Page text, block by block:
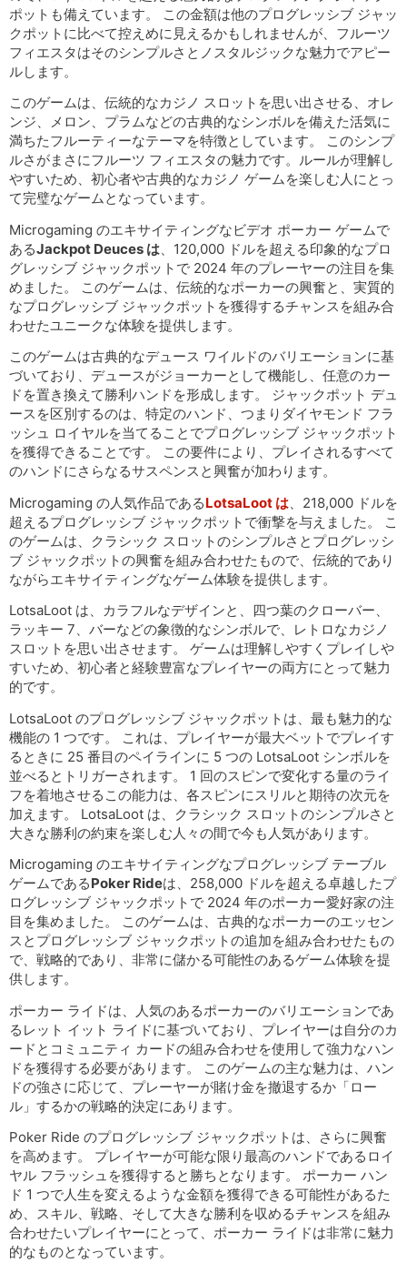
ポットも備えています。 この金額は他のプログレッシブ ジャッ
クポットに比べて控えめに見えるかもしれませんが、フルーツ
フィエスタはそのシンプルさとノスタルジックな魅力でアピー
ルします。
このゲームは、伝統的なカジノ スロットを思い出させる、オレ
ンジ、メロン、プラムなどの古典的なシンボルを備えた活気に
満ちたフルーティーなテーマを特徴としています。 このシンプ
ルさがまさにフルーツ フィエスタの魅力です。ルールが理解し
やすいため、初心者や古典的なカジノ ゲームを楽しむ人にとっ
て完璧なゲームとなっています。
Microgaming のエキサイティングなビデオ ポーカー ゲームで
あるJackpot Deuces は 、120,000 ドルを超える印象的なプロ
グレッシブ ジャックポットで 2024 年のプレーヤーの注目を集
めました。 このゲームは、伝統的なポーカーの興奮と、実質的
なプログレッシブ ジャックポットを獲得するチャンスを組み合
わせたユニークな体験を提供します。
このゲームは古典的なデュース ワイルドのバリエーションに基
づいており、デュースがジョーカーとして機能し、任意のカー
ドを置き換えて勝利ハンドを形成します。 ジャックポット デュ
ースを区別するのは、特定のハンド、つまりダイヤモンド フラ
ッシュ ロイヤルを当てることでプログレッシブ ジャックポット
を獲得できることです。 この要件により、プレイされるすべて
のハンドにさらなるサスペンスと興奮が加わります。
Microgaming の人気作品であるLotsaLoot は 、218,000 ドルを
超えるプログレッシブ ジャックポットで衝撃を与えました。 こ
のゲームは、クラシック スロットのシンプルさとプログレッシ
ブ ジャックポットの興奮を組み合わせたもので、伝統的であり
ながらエキサイティングなゲーム体験を提供します。
LotsaLoot は、カラフルなデザインと、四つ葉のクローバー、
ラッキー 7、バーなどの象徴的なシンボルで、レトロなカジノ
スロットを思い出させます。 ゲームは理解しやすくプレイしや
すいため、初心者と経験豊富なプレイヤーの両方にとって魅力
的です。
LotsaLoot のプログレッシブ ジャックポットは、最も魅力的な
機能の 1 つです。 これは、プレイヤーが最大ベットでプレイす
るときに 25 番目のペイラインに 5 つの LotsaLoot シンボルを
並べるとトリガーされます。 1 回のスピンで変化する量のライ
フを着地させるこの能力は、各スピンにスリルと期待の次元を
加えます。 LotsaLoot は、クラシック スロットのシンプルさと
大きな勝利の約束を楽しむ人々の間で今も人気があります。
Microgaming のエキサイティングなプログレッシブ テーブル
ゲームであるPoker Rideは、258,000 ドルを超える卓越したプ
ログレッシブ ジャックポットで 2024 年のポーカー愛好家の注
目を集めました。 このゲームは、古典的なポーカーのエッセン
スとプログレッシブ ジャックポットの追加を組み合わせたもの
で、戦略的であり、非常に儲かる可能性のあるゲーム体験を提
供します。
ポーカー ライドは、人気のあるポーカーのバリエーションであ
るレット イット ライドに基づいており、プレイヤーは自分のカ
ードとコミュニティ カードの組み合わせを使用して強力なハン
ドを獲得する必要があります。 このゲームの主な魅力は、ハン
ドの強さに応じて、プレーヤーが賭け金を撤退するか「ロー
ル」するかの戦略的決定にあります。
Poker Ride のプログレッシブ ジャックポットは、さらに興奮
を高めます。 プレイヤーが可能な限り最高のハンドであるロイ
ヤル フラッシュを獲得すると勝ちとなります。 ポーカー ハン
ド 1 つで人生を変えるような金額を獲得できる可能性があるた
め、スキル、戦略、そして大きな勝利を収めるチャンスを組み
合わせたいプレイヤーにとって、ポーカー ライドは非常に魅力
的なものとなっています。